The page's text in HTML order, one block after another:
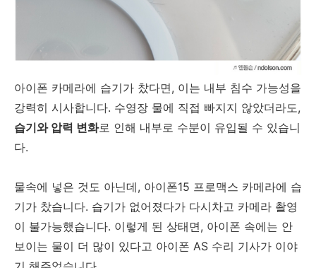
아이폰 카메라에 습기가 찼다면, 이는 내부 침수 가능성을
강력히 시사합니다. 수영장 물에 직접 빠지지 않았더라도,
습기와 압력 변화로 인해 내부로 수분이 유입될 수 있습니
다.
물속에 넣은 것도 아닌데, 아이폰15 프로맥스 카메라에 습
기가 찼습니다. 습기가 없어졌다가 다시차고 카메라 촬영
이 불가능했습니다. 이렇게 된 상태면, 아이폰 속에는 안
보이는 물이 더 많이 있다고 아이폰 AS 수리 기사가 이야